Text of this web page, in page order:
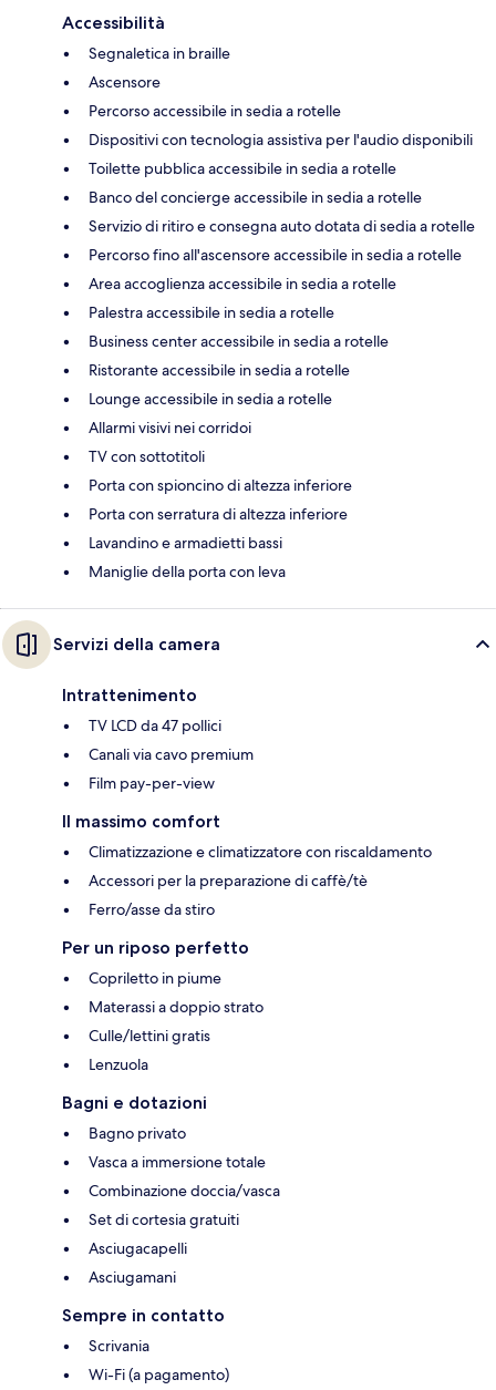
Accessibilità
Segnaletica in braille
Ascensore
Percorso accessibile in sedia a rotelle
Dispositivi con tecnologia assistiva per l'audio disponibili
Toilette pubblica accessibile in sedia a rotelle
Banco del concierge accessibile in sedia a rotelle
Servizio di ritiro e consegna auto dotata di sedia a rotelle
Percorso fino all'ascensore accessibile in sedia a rotelle
Area accoglienza accessibile in sedia a rotelle
Palestra accessibile in sedia a rotelle
Business center accessibile in sedia a rotelle
Ristorante accessibile in sedia a rotelle
Lounge accessibile in sedia a rotelle
Allarmi visivi nei corridoi
TV con sottotitoli
Porta con spioncino di altezza inferiore
Porta con serratura di altezza inferiore
Lavandino e armadietti bassi
Maniglie della porta con leva
Servizi della camera
Intrattenimento
TV LCD da 47 pollici
Canali via cavo premium
Film pay-per-view
Il massimo comfort
Climatizzazione e climatizzatore con riscaldamento
Accessori per la preparazione di caffè/tè
Ferro/asse da stiro
Per un riposo perfetto
Copriletto in piume
Materassi a doppio strato
Culle/lettini gratis
Lenzuola
Bagni e dotazioni
Bagno privato
Vasca a immersione totale
Combinazione doccia/vasca
Set di cortesia gratuiti
Asciugacapelli
Asciugamani
Sempre in contatto
Scrivania
Wi-Fi (a pagamento)